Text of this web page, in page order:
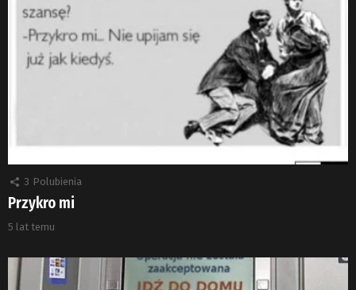
3 Polubienia
Przykro mi
5 lat temu